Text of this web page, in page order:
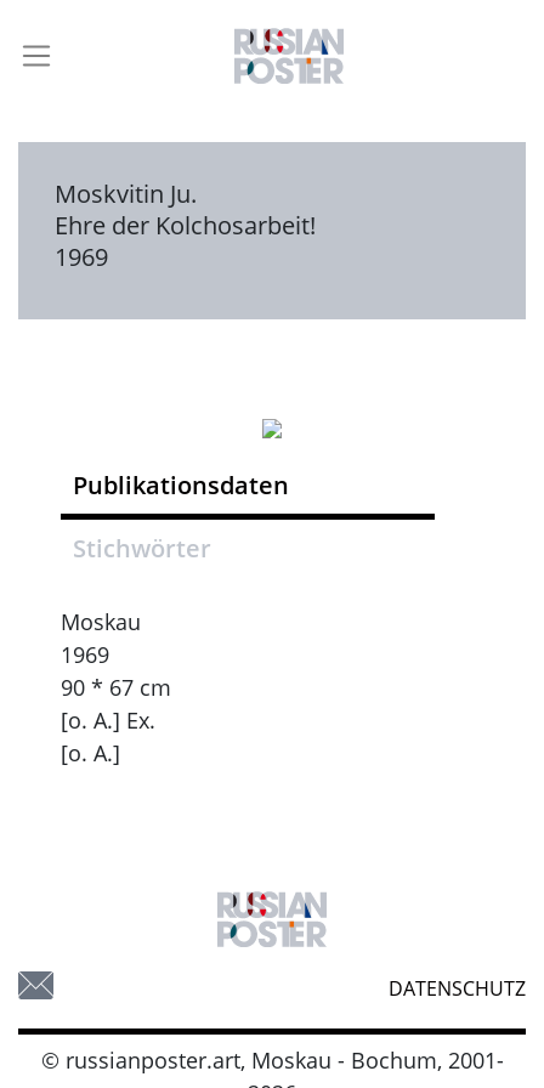
Moskvitin Ju.
Ehre der Kolchosarbeit!
1969
Publikationsdaten
Stichwörter
Moskau
1969
90 * 67 cm
[o. A.] Ex.
[o. A.]
DATENSCHUTZ
© russianposter.art, Moskau - Bochum, 2001-